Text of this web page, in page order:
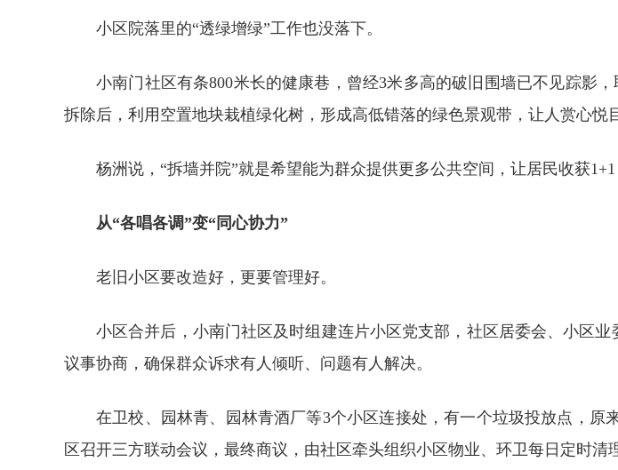
小区院落里的“透绿增绿”工作也没落下。
小南门社区有条800米长的健康巷，曾经3米多高的破旧围墙已不见踪影
拆除后，利用空置地块栽植绿化树，形成高低错落的绿色景观带，让人赏心悦
杨洲说，“拆墙并院”就是希望能为群众提供更多公共空间，让居民收获1+1
从“各唱各调”变“同心协力”
老旧小区要改造好，更要管理好。
小区合并后，小南门社区及时组建连片小区党支部，社区居委会、小区
议事协商，确保群众诉求有人倾听、问题有人解决。
在卫校、园林青、园林青酒厂等3个小区连接处，有一个垃圾投放点，
区召开三方联动会议，最终商议，由社区牵头组织小区物业、环卫每日定时清